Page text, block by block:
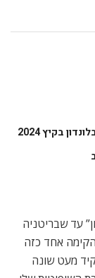
בקיץ 2024
עד שבריטניה
אחד כזה
מעט שונה